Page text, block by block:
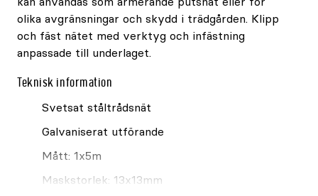
olika avgränsningar och skydd i trädgården. Klipp
och fäst nätet med verktyg och infästning
anpassade till underlaget.
Teknisk information
Svetsat ståltrådsnät
Galvaniserat utförande
Mått: 1x5m
Maskstorlek: 13x13mm